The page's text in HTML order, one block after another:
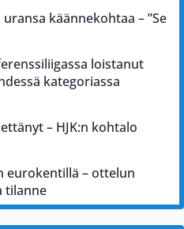
käännekohtaa – ”Se
loistanut
kategoriassa
– HJK:n kohtalo
eurokentillä – ottelun
tilanne